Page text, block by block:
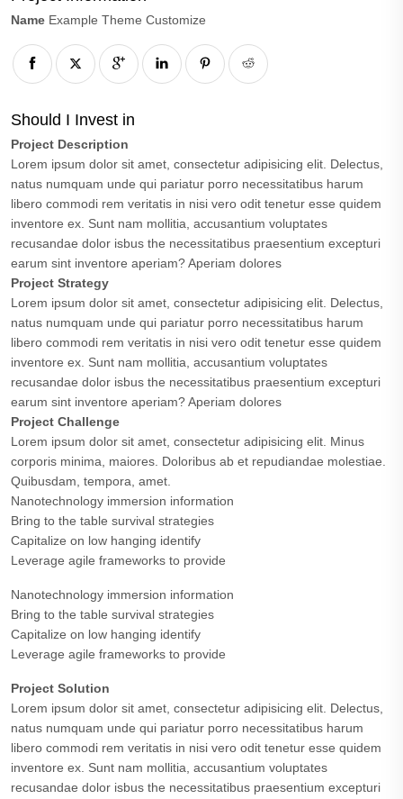
Name Example Theme Customize
Should I Invest in
Project Description
Lorem ipsum dolor sit amet, consectetur adipisicing elit. Delectus,
natus numquam unde qui pariatur porro necessitatibus harum
libero commodi rem veritatis in nisi vero odit tenetur esse quidem
inventore ex. Sunt nam mollitia, accusantium voluptates
recusandae dolor isbus the necessitatibus praesentium excepturi
earum sint inventore aperiam? Aperiam dolores
Project Strategy
Lorem ipsum dolor sit amet, consectetur adipisicing elit. Delectus,
natus numquam unde qui pariatur porro necessitatibus harum
libero commodi rem veritatis in nisi vero odit tenetur esse quidem
inventore ex. Sunt nam mollitia, accusantium voluptates
recusandae dolor isbus the necessitatibus praesentium excepturi
earum sint inventore aperiam? Aperiam dolores
Project Challenge
Lorem ipsum dolor sit amet, consectetur adipisicing elit. Minus
corporis minima, maiores. Doloribus ab et repudiandae molestiae.
Quibusdam, tempora, amet.
Nanotechnology immersion information
Bring to the table survival strategies
Capitalize on low hanging identify
Leverage agile frameworks to provide
Nanotechnology immersion information
Bring to the table survival strategies
Capitalize on low hanging identify
Leverage agile frameworks to provide
Project Solution
Lorem ipsum dolor sit amet, consectetur adipisicing elit. Delectus,
natus numquam unde qui pariatur porro necessitatibus harum
libero commodi rem veritatis in nisi vero odit tenetur esse quidem
inventore ex. Sunt nam mollitia, accusantium voluptates
recusandae dolor isbus the necessitatibus praesentium excepturi